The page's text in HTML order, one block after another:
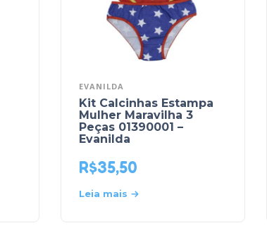
EVANILDA
Kit Calcinhas Estampa
Mulher Maravilha 3
Peças 01390001 –
Evanilda
R$35,50
Leia mais